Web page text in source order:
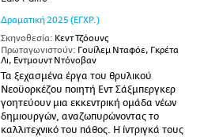
Δραματική 2025 (ΕΓΧΡ.)
Σκηνοθεσία: Κεντ Τζόουνς
Πρωταγωνιστούν: Γουίλεμ Νταφόε, Γκρέτα
Λι, Εντμουντ Ντόνοβαν
Τα ξεχασμένα έργα του θρυλικού
Νεοϋορκέζου ποιητή Εντ Σάξμπεργκερ
γοητεύουν μια εκκεντρική ομάδα νέων
δημιουργών, αναζωπυρώνοντας το
καλλιτεχνικό του πάθος. Η ίντριγκά τους